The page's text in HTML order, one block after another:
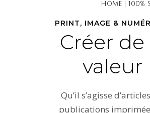
HOME 100%
PRINT, IMAGE &
Créer de
valeur
Qu’il s’agisse
publications